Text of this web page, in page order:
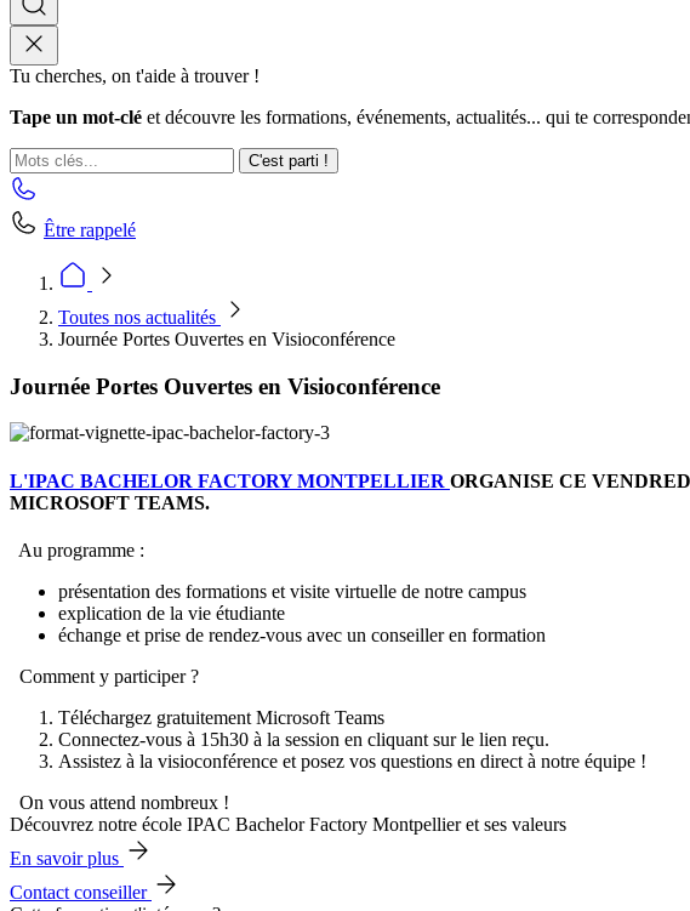
Tu cherches, on t'aide à trouver !
Tape un mot-clé et découvre les formations, événements, actualités... qui te
C'est parti !
Être rappelé
Toutes nos actualités
Journée Portes Ouvertes en Visioconférence
Journée Portes Ouvertes en Visioconférence
L'IPAC BACHELOR FACTORY MONTPELLIER ORGANISE CE
MICROSOFT TEAMS.
Au programme :
présentation des formations et visite virtuelle de notre campus
explication de la vie étudiante
échange et prise de rendez-vous avec un conseiller en formation
Comment y participer ?
Téléchargez gratuitement Microsoft Teams
Connectez-vous à 15h30 à la session en cliquant sur le lien reçu.
Assistez à la visioconférence et posez vos questions en direct à notre équipe !
On vous attend nombreux !
Découvrez notre école IPAC Bachelor Factory Montpellier et ses valeurs
En savoir plus
Contact conseiller